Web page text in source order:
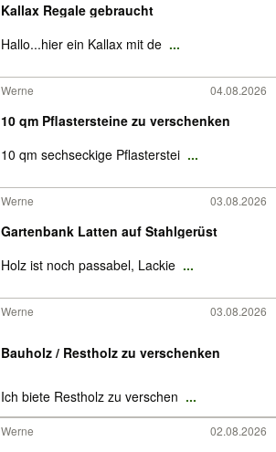
Kallax Regale gebraucht
Hallo...hier ein Kallax mit de ...
Werne 04.08.2026
10 qm Pflastersteine zu verschenken
10 qm sechseckige Pflasterstei ...
Werne 03.08.2026
Gartenbank Latten auf Stahlgerüst
Holz ist noch passabel, Lackie ...
Werne 03.08.2026
Bauholz / Restholz zu verschenken
Ich biete Restholz zu verschen ...
Werne 02.08.2026